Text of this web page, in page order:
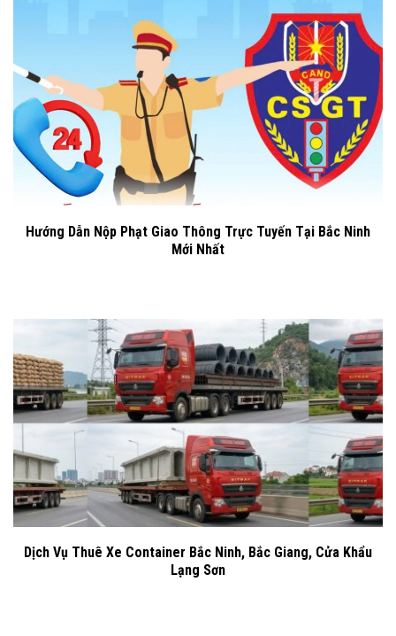
Hướng Dẫn Nộp Phạt Giao Thông Trực Tuyến Tại Bắc Ninh
Mới Nhất
Dịch Vụ Thuê Xe Container Bắc Ninh, Bắc Giang, Cửa Khẩu
Lạng Sơn